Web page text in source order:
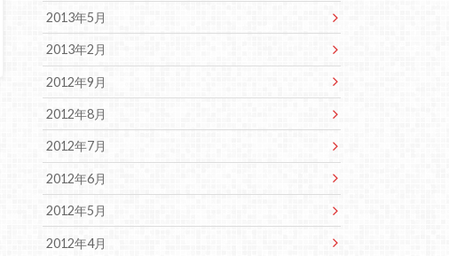
2013年5月
2013年2月
2012年9月
2012年8月
2012年7月
2012年6月
2012年5月
2012年4月